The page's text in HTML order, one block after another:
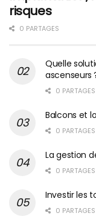
risques
0 PARTAGES
Quelle
ascenseurs
0 PARTAGES
Balcons et
0 PARTAGES
La gestion
0 PARTAGES
Investir les
0 PARTAGES